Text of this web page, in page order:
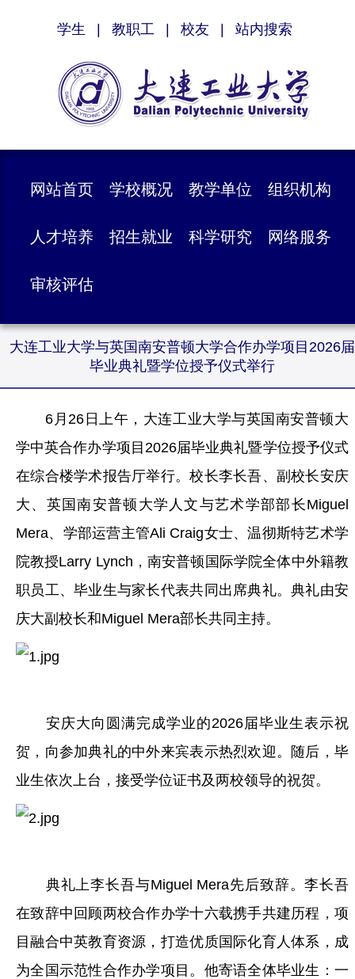
学生 教职工 校友 站内搜索
网站首页 学校概况 教学单位 组织机构
人才培养 招生就业 科学研究 网络服务
审核评估
大连工业大学与英国南安普顿大学合作办学项目2026届
毕业典礼暨学位授予仪式举行
6月26日上午，大连工业大学与英国南安普顿大
学中英合作办学项目2026届毕业典礼暨学位授予仪式
在综合楼学术报告厅举行。校长李长吾、副校长安庆
大、英国南安普顿大学人文与艺术学部部长Miguel
Mera、学部运营主管Ali Craig女士、温彻斯特艺术学
院教授Larry Lynch，南安普顿国际学院全体中外籍教
职员工、毕业生与家长代表共同出席典礼。典礼由安
庆大副校长和Miguel Mera部长共同主持。
安庆大向圆满完成学业的2026届毕业生表示祝
贺，向参加典礼的中外来宾表示热烈欢迎。随后，毕
业生依次上台，接受学位证书及两校领导的祝贺。
典礼上李长吾与Miguel Mera先后致辞。李长吾
在致辞中回顾两校合作办学十六载携手共建历程，项
目融合中英教育资源，打造优质国际化育人体系，成
为全国示范性合作办学项目。他寄语全体毕业生：一